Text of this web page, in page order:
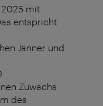
mit
entspricht
Jänner und
Zuwachs
des